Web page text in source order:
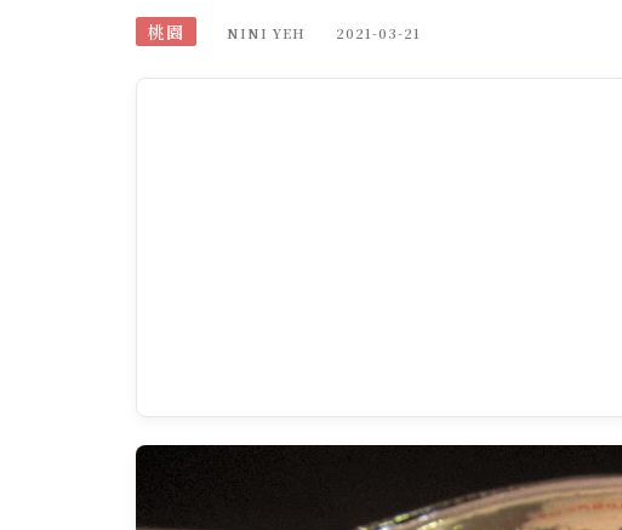
桃園 NINI YEH 2021-03-21